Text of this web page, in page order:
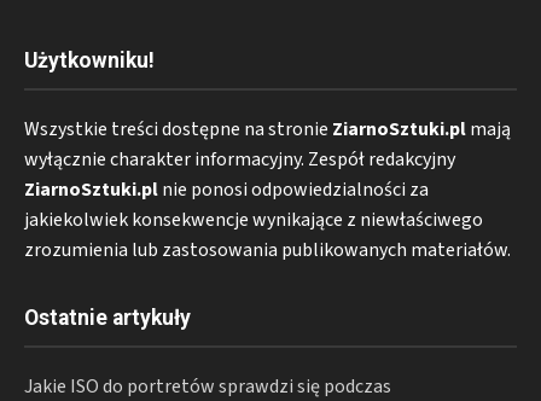
Użytkowniku!
Wszystkie treści dostępne na stronie ZiarnoSztuki.plmają
wyłącznie charakter informacyjny. Zespół redakcyjny
ZiarnoSztuki.plnie ponosi odpowiedzialności za
jakiekolwiek konsekwencje wynikające z niewłaściwego
zrozumienia lub zastosowania publikowanych materiałów.
Ostatnie artykuły
Jakie ISO do portretów sprawdzi się podczas